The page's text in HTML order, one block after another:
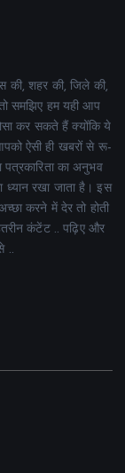
की, शहर की, जिले की,
समझिए हम यही आप
कर सकते हैं क्योंकि ये
ऐसी ही खबरों से रू-
का अनुभव
ध्यान रखा जाता है। इस
करने में देर तो होती
कंटेंट .. पढ़िए और
..